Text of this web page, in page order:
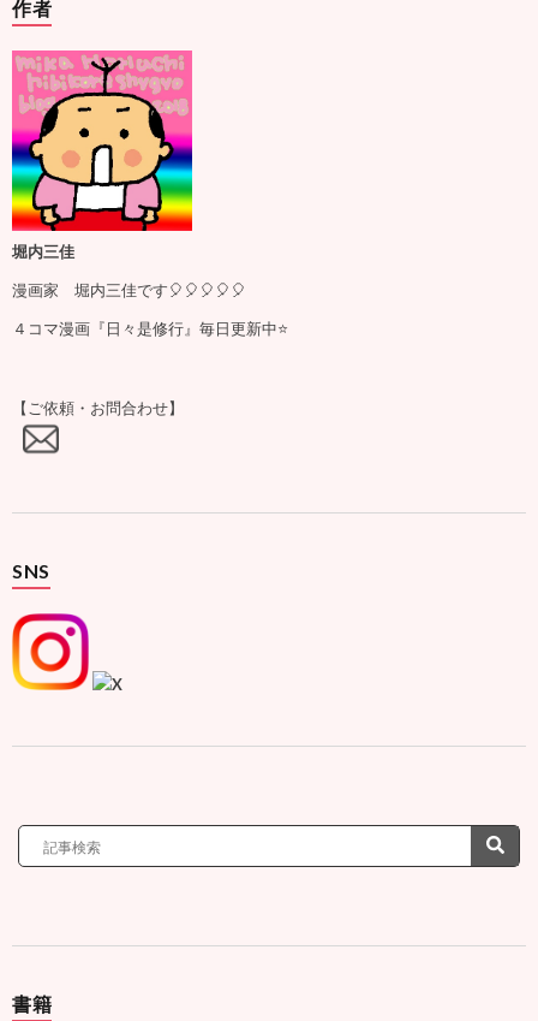
作者
堀内三佳
漫画家 堀内三佳です🎈🎈🎈🎈🎈
４コマ漫画『日々是修行』毎日更新中⭐️
【ご依頼・お問合わせ】
SNS
書籍